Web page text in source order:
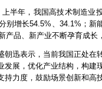
上半年，我国高技术制造
别增长54.5%、34.1%；新
品、新产业不断孕育成长
迅表示，当前我国正处在
展，优化产业结构，构建
力度，鼓励场景创新和高